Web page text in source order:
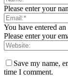
Please enter your
You have entered
Please enter your
Save my name,
time I comment.